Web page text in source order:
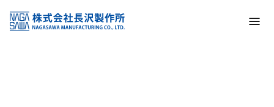
KSS加盟店・取扱店情報
店舗一覧